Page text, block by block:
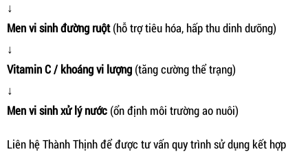
↓
Men vi sinh đường ruột(hỗ trợ tiêu hóa, hấp thu dinh dưỡng)
↓
Vitamin C / khoáng vi lượng (tăng cường thể trạng)
↓
Men vi sinh xử lý nước (ổn định môi trường ao nuôi)
Liên hệ Thành Thịnh để được tư vấn quy trình sử dụng kết hợp